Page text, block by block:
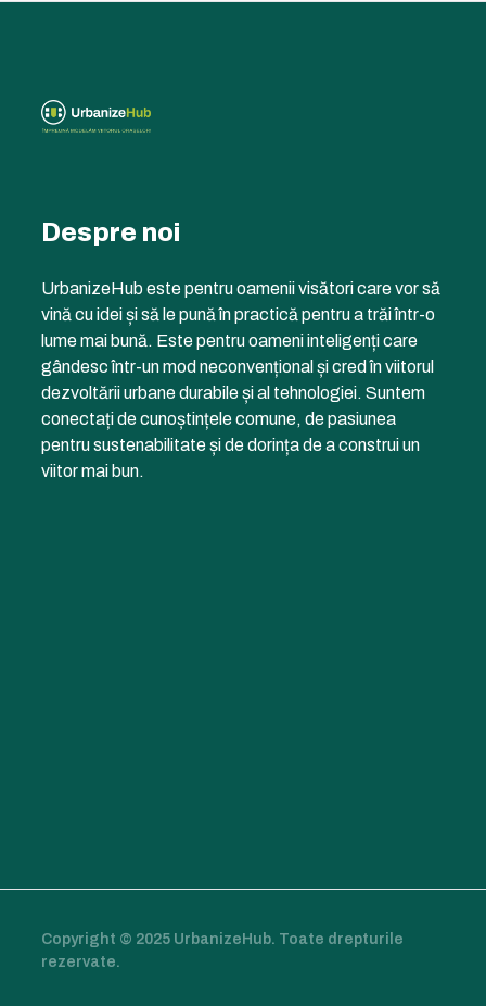
Despre noi
UrbanizeHub este pentru oamenii visători care vor să
vină cu idei și să le pună în practică pentru a trăi într-o
lume mai bună. Este pentru oameni inteligenți care
gândesc într-un mod neconvențional și cred în viitorul
dezvoltării urbane durabile și al tehnologiei. Suntem
conectați de cunoștințele comune, de pasiunea
pentru sustenabilitate și de dorința de a construi un
viitor mai bun.
Copyright © 2025 UrbanizeHub. Toate drepturile
rezervate.